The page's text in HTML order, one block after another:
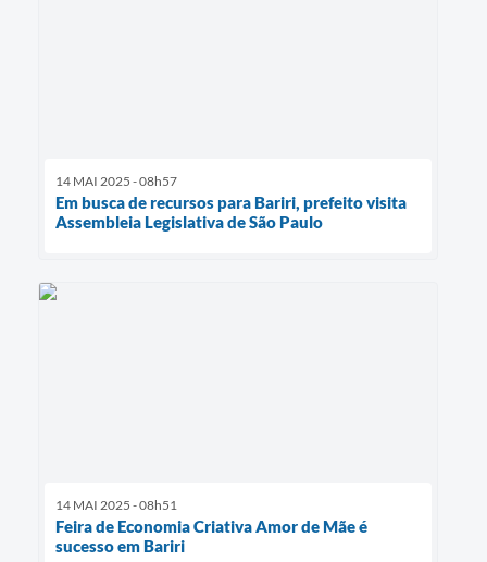
14 MAI 2025 - 08h57
Em busca de recursos para Bariri, prefeito visita
Assembleia Legislativa de São Paulo
14 MAI 2025 - 08h51
Feira de Economia Criativa Amor de Mãe é
sucesso em Bariri